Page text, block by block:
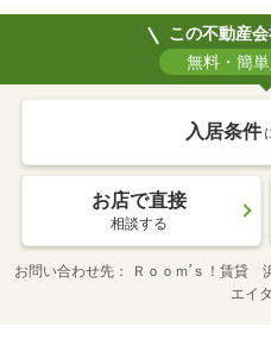
この不動産
無料・簡
入居条件
お店で直接
相談する
お問い合わせ先
Ｒｏｏｍ’ｓ！賃貸
エイ